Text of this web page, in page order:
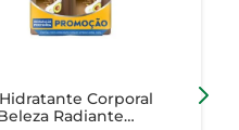
Corporal
Radiante